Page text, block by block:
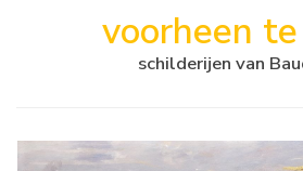
voorheen
schilderijen van